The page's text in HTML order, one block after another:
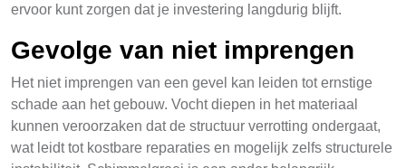
ervoor kunt zorgen dat je investering langdurig blijft.
Gevolge van niet imprengen
Het niet imprengen van een gevel kan leiden tot ernstige
schade aan het gebouw. Vocht diepen in het materiaal
kunnen veroorzaken dat de structuur verrotting ondergaat,
wat leidt tot kostbare reparaties en mogelijk zelfs structurele